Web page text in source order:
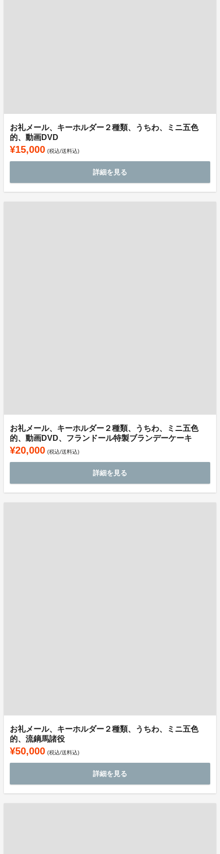
お礼メール、キーホルダー２種類、うちわ、ミニ五色
的、動画DVD
¥15,000 (税込/送料込)
詳細を見る
お礼メール、キーホルダー２種類、うちわ、ミニ五色
的、動画DVD、フランドール特製ブランデーケーキ
¥20,000 (税込/送料込)
詳細を見る
お礼メール、キーホルダー２種類、うちわ、ミニ五色
的、流鏑馬諸役
¥50,000 (税込/送料込)
詳細を見る